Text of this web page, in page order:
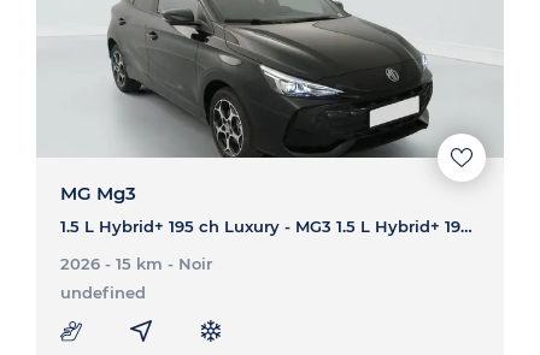
MG Mg3
1.5 L Hybrid+ 195 ch Luxury - MG3 1.5 L Hybrid+ 195 ch Luxury
2026 - 15 km - Noir
undefined